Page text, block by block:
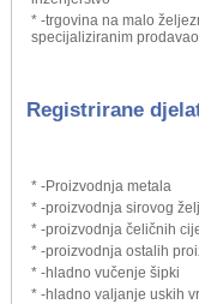
* -trgovina na malo
specijaliziranim
Registrirane
* -Proizvodnja metala
* -proizvodnja sirovog
* -proizvodnja čeličnih
* -proizvodnja ostalih
* -hladno vučenje šipki
* -hladno valjanje uskih